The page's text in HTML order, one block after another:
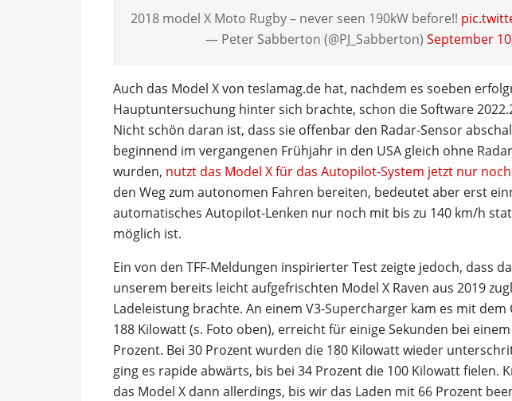
2018 model X Moto Rugby – never seen 190kW before!!
— Peter Sabberton (@PJ_Sabberton) September
Auch das Model X von teslamag.de hat, nachdem es soeben
Hauptuntersuchung hinter sich brachte, schon die Software
Nicht schön daran ist, dass sie offenbar den Radar-Sensor
beginnend im vergangenen Frühjahr in den USA gleich ohne
wurden, nutzt das Model X für das Autopilot-System jetzt nur
den Weg zum autonomen Fahren bereiten, bedeutet aber erst
automatisches Autopilot-Lenken nur noch mit bis zu 140 km/h
möglich ist.
Ein von den TFF-Meldungen inspirierter Test zeigte jedoch, dass
unserem bereits leicht aufgefrischten Model X Raven aus 2019
Ladeleistung brachte. An einem V3-Supercharger kam es mit dem
188 Kilowatt (s. Foto oben), erreicht für einige Sekunden bei
Prozent. Bei 30 Prozent wurden die 180 Kilowatt wieder
ging es rapide abwärts, bis bei 34 Prozent die 100 Kilowatt fielen.
das Model X dann allerdings, bis wir das Laden mit 66 Prozent